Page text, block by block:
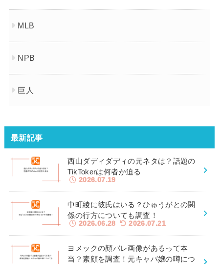
MLB
NPB
巨人
最新記事
西山ダディダディの元ネタは？話題の
TikTokerは何者か迫る
2026.07.19
中町綾に彼氏はいる？ひゅうがとの関
係の行方についても調査！
2026.06.28 2026.07.21
ヨメックの顔バレ画像があるって本
当？素顔を調査！元キャバ嬢の噂につ